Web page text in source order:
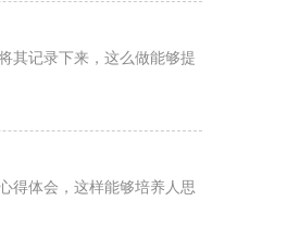
其记录下来，这么做能够提
得体会，这样能够培养人思